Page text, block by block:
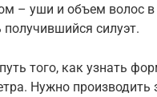
– уши и объем волос в
получившийся силуэт.
того, как узнать
Нужно